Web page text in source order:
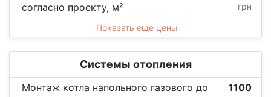
согласно проекту, м²
грн
Показать еще цены
Системы отопления
Монтаж котла напольного газового до
1100